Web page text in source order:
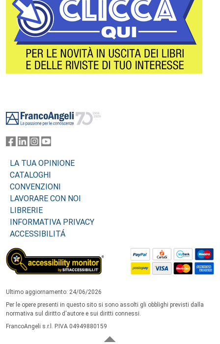
LA TUA OPINIONE
CATALOGHI
CONVENZIONI
LAVORARE CON NOI
LIBRERIE
INFORMATIVA PRIVACY
ACCESSIBILITÁ
Ultimo aggiornamento: 24/06/2026
Per le opere presenti in questo sito si sono assolti gli obblighi previsti dalla
normativa sul diritto d'autore e sui diritti connessi.
FrancoAngeli s.r.l. P.IVA 04949880159